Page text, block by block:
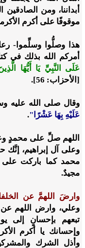
أبداننا، ومن
موقوفًا على أكرم
هذا وصلُّوا وسلِّموا-
أمركم الله بذلك في
عَلَى النَّبِيِّ يَا أَيُّهَا
[الأحزاب: 56].
وقال صلى الله عليه
عَلَيْهِ بِهَا عَشْرًا".
اللهم صلِّ على محمدٍ
وعلى آل إبراهيم،
محمد كما باركت على
مجيدٌ.
وارضَ اللهمَّ عن
وعلي، وارض اللهم عن
تبعهم بإحسانٍ إلى
وإحسانك يا أكرم
وأذل الشرك